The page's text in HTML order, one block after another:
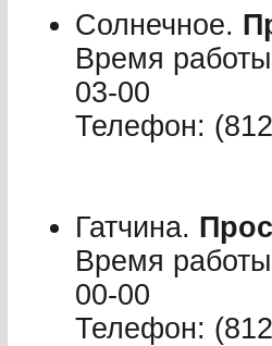
Солнечное.
Время
03-00
Телефон:
Гатчина.
Время
00-00
Телефон: